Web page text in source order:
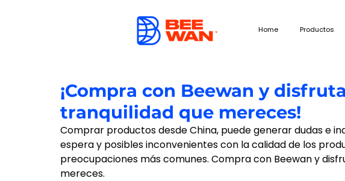
Home Productos
¡Compra con Beewan y
tranquilidad que mereces!
Comprar productos desde China, puede generar dudas e
espera y posibles inconvenientes con la calidad de los
preocupaciones más comunes. Compra con Beewan y
mereces.